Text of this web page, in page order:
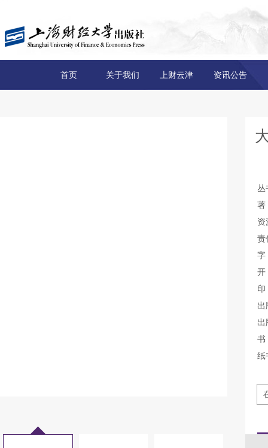
首页 关于我们 上财云津 资讯公告
丛
著
资
责
出
出
纸